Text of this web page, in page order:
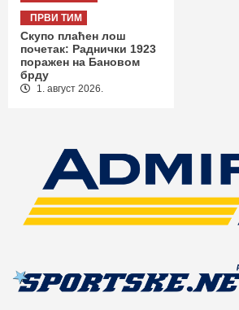
ПРВИ ТИМ
Скупо плаћен лош
почетак: Раднички 1923
поражен на Бановом
брду
1. август 2026.